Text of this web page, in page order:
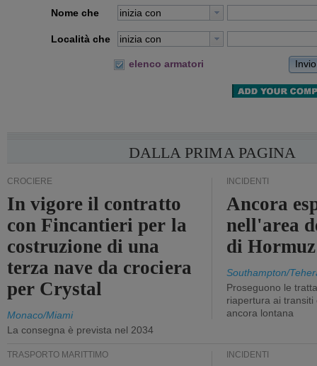
Nome che inizia con
Località che inizia con
elenco armatori Invio
DALLA PRIMA PAGINA
CROCIERE
In vigore il contratto
con Fincantieri per la
costruzione di una
terza nave da crociera
per Crystal
Monaco/Miami
La consegna è prevista nel 2034
INCIDENTI
Ancora
nell'area
di Hormuz
Southampton/
Proseguono le
riapertura ai
ancora lontana
TRASPORTO MARITTIMO INCIDENTI